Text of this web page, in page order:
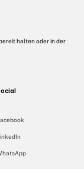
halten oder in der